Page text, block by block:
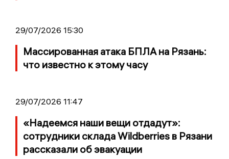
29/07/2026 15:30
Массированная атака БПЛА на Рязань:
что известно к этому часу
29/07/2026 11:47
«Надеемся наши вещи отдадут»:
сотрудники склада Wildberries в Рязани
рассказали об эвакуации